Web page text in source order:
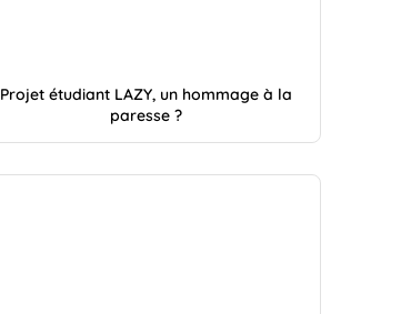
Projet étudiant LAZY, un hommage à la
paresse ?